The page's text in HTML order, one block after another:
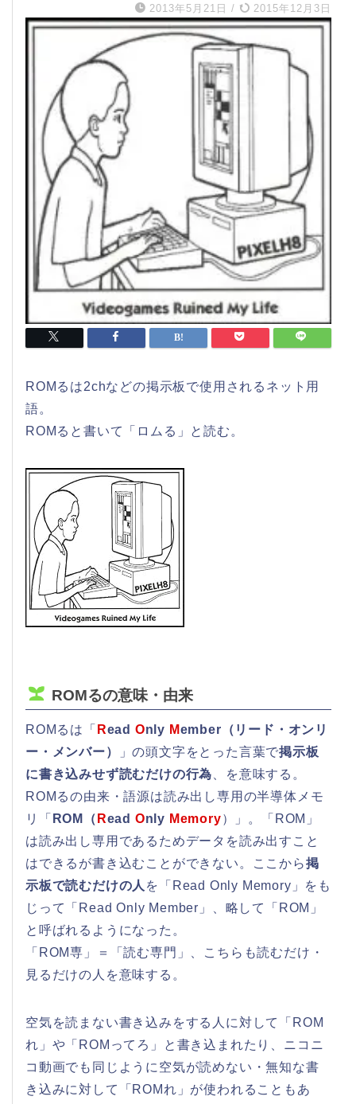
2013年5月21日 / 2015年12月3日
ROMるは2chなどの掲示板で使用されるネット用
語。
ROMると書いて「ロムる」と読む。
ROMるの意味・由来
ROMるは「 Read Only Member（リード・オンリ
ー・メンバー）
」の頭文字をとった言葉で掲示板
に書き込みせず読むだけの行為 、を意味する。
ROMるの由来・語源は読み出し専用の半導体メモ
リ「 ROM（ Read Only Memory）」。「ROM」
は読み出し専用であるためデータを読み出すこと
はできるが書き込むことができない。ここから掲
示板で読むだけの人 を「Read Only Memory」をも
じって「Read Only Member」、略して「ROM」
と呼ばれるようになった。
「ROM専」＝「読む専門」、こちらも読むだけ・
見るだけの人を意味する。
空気を読まない書き込みをする人に対して「ROM
れ」や「ROMってろ」と書き込まれたり、ニコニ
コ動画でも同じように空気が読めない・無知な書
き込みに対して「ROMれ」が使われることもあ